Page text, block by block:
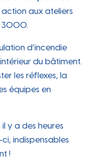
aux ateliers
3000.
d’incendie
du bâtiment.
les réflexes, la
équipes en
y a des heures
indispensables
!